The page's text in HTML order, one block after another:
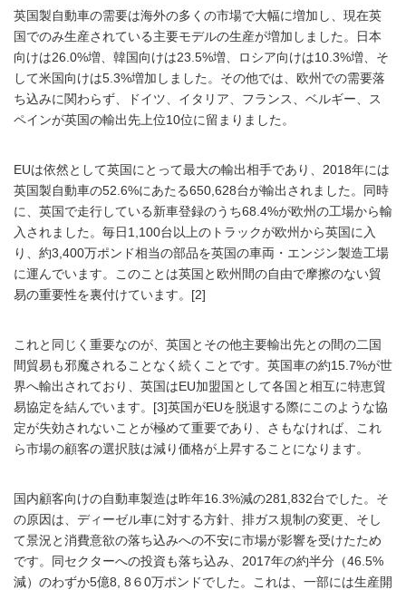
英国製自動車の需要は海外の多くの市場で大幅に増加し、現在英
国でのみ生産されている主要モデルの生産が増加しました。日本
向けは26.0%増、韓国向けは23.5%増、ロシア向けは10.3%増、そ
して米国向けは5.3%増加しました。その他では、欧州での需要落
ち込みに関わらず、ドイツ、イタリア、フランス、ベルギー、ス
ペインが英国の輸出先上位10位に留まりました。
EUは依然として英国にとって最大の輸出相手であり、2018年には
英国製自動車の52.6%にあたる650,628台が輸出されました。同時
に、英国で走行している新車登録のうち68.4%が欧州の工場から輸
入されました。毎日1,100台以上のトラックが欧州から英国に入
り、約3,400万ポンド相当の部品を英国の車両・エンジン製造工場
に運んでいます。このことは英国と欧州間の自由で摩擦のない貿
易の重要性を裏付けています。[2]
これと同じく重要なのが、英国とその他主要輸出先との間の二国
間貿易も邪魔されることなく続くことです。英国車の約15.7%が世
界へ輸出されており、英国はEU加盟国として各国と相互に特恵貿
易協定を結んでいます。[3]英国がEUを脱退する際にこのような協
定が失効されないことが極めて重要であり、さもなければ、これ
ら市場の顧客の選択肢は減り価格が上昇することになります。
国内顧客向けの自動車製造は昨年16.3%減の281,832台でした。そ
の原因は、ディーゼル車に対する方針、排ガス規制の変更、そし
て景況と消費意欲の落ち込みへの不安に市場が影響を受けたため
です。同セクターへの投資も落ち込み、2017年の約半分（46.5%
減）のわずか5億8, 8６0万ポンドでした。これは、一部には生産開